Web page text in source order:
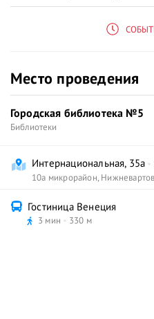
Место проведения
Городская библиотека №5
Библиотеки
Интернациональная, 35а
10а микрорайон,
Гостиница Венеция
3 мин 330 м